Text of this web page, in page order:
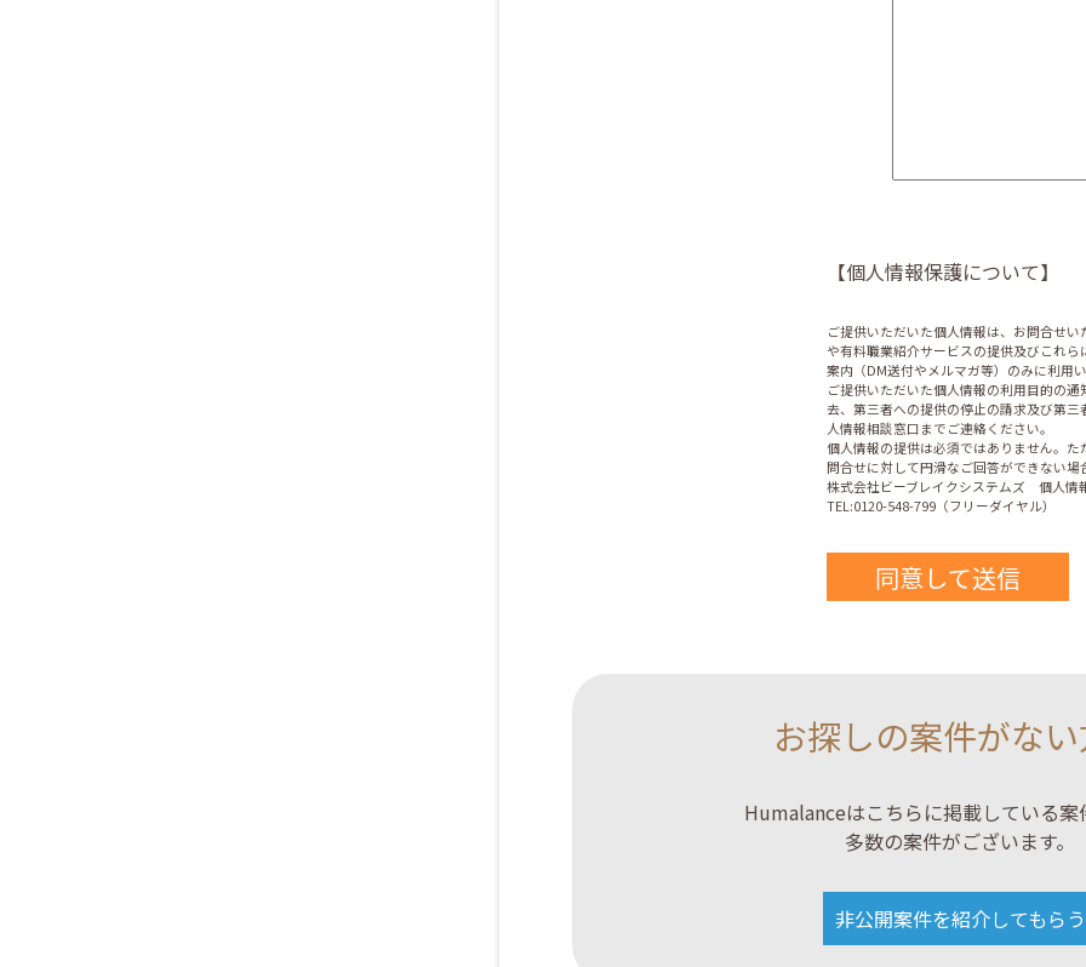
【個人情報保護について】
ご提供いただいた個人情報は、お問合せ
や有料職業紹介サービスの提供及びこれ
案内（DM送付やメルマガ等）のみに利用
ご提供いただいた個人情報の利用目的の
去、第三者への提供の停止の請求及び第
人情報相談窓口までご連絡ください。
個人情報の提供は必須ではありません。
問合せに対して円滑なご回答ができない場
株式会社ビーブレイクシステムズ 個人情
TEL:0120-548-799（フリーダイヤル）
お探しの案件がな
Humalanceはこちらに掲載している案
多数の案件がございます。
非公開案件を紹介してもらう